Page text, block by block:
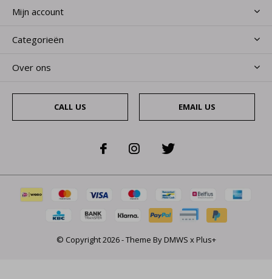
Mijn account
Categorieën
Over ons
CALL US EMAIL US
© Copyright2026- Theme ByDMWS xPlus+